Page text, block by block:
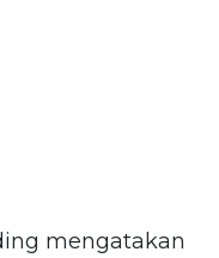
mengatakan